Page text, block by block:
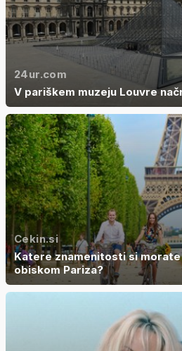
24ur.com
V pariškem muzeju Louvre
Cekin.si
Katere znamenitosti si
obiskom Pariza?